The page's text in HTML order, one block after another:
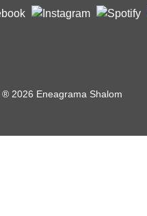
® 2026 Eneagrama Shalom